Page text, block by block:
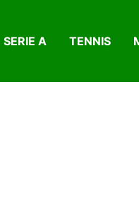
SERIE A TENNIS